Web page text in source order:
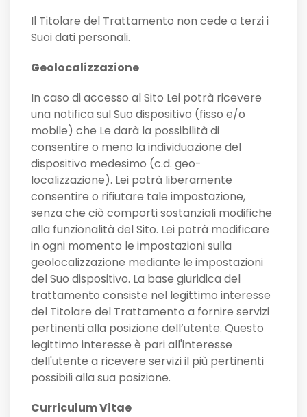
Il Titolare del Trattamento non cede a terzi i
Suoi dati personali.
Geolocalizzazione
In caso di accesso al Sito Lei potrà ricevere
una notifica sul Suo dispositivo (fisso e/o
mobile) che Le darà la possibilità di
consentire o meno la individuazione del
dispositivo medesimo (c.d. geo-
localizzazione). Lei potrà liberamente
consentire o rifiutare tale impostazione,
senza che ciò comporti sostanziali modifiche
alla funzionalità del Sito. Lei potrà modificare
in ogni momento le impostazioni sulla
geolocalizzazione mediante le impostazioni
del Suo dispositivo. La base giuridica del
trattamento consiste nel legittimo interesse
del Titolare del Trattamento a fornire servizi
pertinenti alla posizione dell’utente. Questo
legittimo interesse è pari all'interesse
dell'utente a ricevere servizi il più pertinenti
possibili alla sua posizione.
Curriculum Vitae